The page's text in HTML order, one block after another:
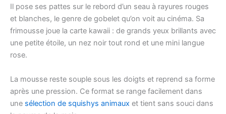
Il pose ses pattes sur le rebord d’un seau à rayures rouges
et blanches, le genre de gobelet qu’on voit au cinéma. Sa
frimousse joue la carte kawaii : de grands yeux brillants avec
une petite étoile, un nez noir tout rond et une mini langue
rose.
La mousse reste souple sous les doigts et reprend sa forme
après une pression. Ce format se range facilement dans
une sélection de squishys animaux et tient sans souci dans